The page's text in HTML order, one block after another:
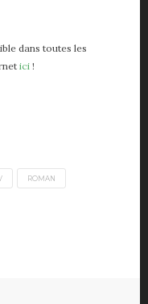
dans toutes les
ici !
ROMAN